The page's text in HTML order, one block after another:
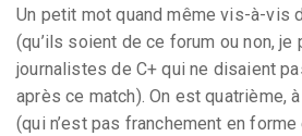
Un petit mot quand même vis-à-vis
(qu’ils soient de ce forum ou non, je
journalistes de C+ qui ne disaient
après ce match). On est quatrième,
(qui n’est pas franchement en forme